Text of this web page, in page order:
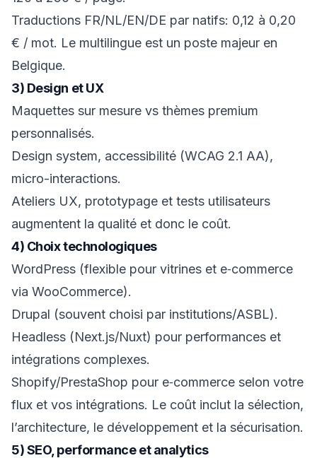
Traductions FR/NL/EN/DE par natifs: 0,12 à 0,20
€ / mot. Le multilingue est un poste majeur en
Belgique.
3) Design et UX
Maquettes sur mesure vs thèmes premium
personnalisés.
Design system, accessibilité (WCAG 2.1 AA),
micro-interactions.
Ateliers UX, prototypage et tests utilisateurs
augmentent la qualité et donc le coût.
4) Choix technologiques
WordPress (flexible pour vitrines et e‑commerce
via WooCommerce).
Drupal (souvent choisi par institutions/ASBL).
Headless (Next.js/Nuxt) pour performances et
intégrations complexes.
Shopify/PrestaShop pour e‑commerce selon votre
flux et vos intégrations. Le coût inclut la sélection,
l’architecture, le développement et la sécurisation.
5) SEO, performance et analytics